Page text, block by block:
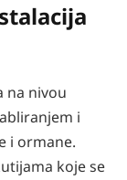
na nivou
i
i ormane.
koje se